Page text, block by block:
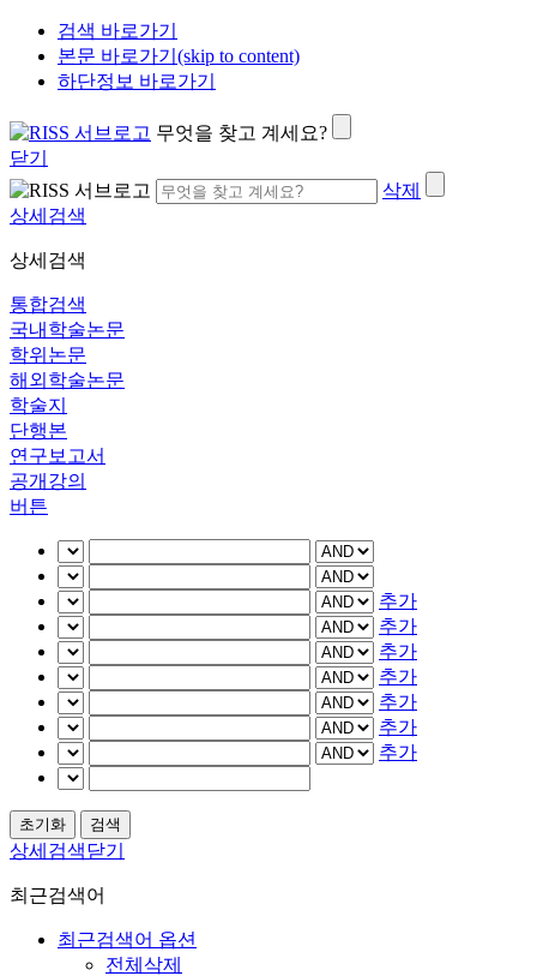
검색 바로가기
본문 바로가기(skip to content)
하단정보 바로가기
무엇을 찾고 계세요?
닫기
삭제
상세검색
상세검색
통합검색
국내학술논문
학위논문
해외학술논문
학술지
단행본
연구보고서
공개강의
버튼
추가
추가
추가
추가
추가
추가
추가
상세검색닫기
최근검색어
최근검색어 옵션
전체삭제